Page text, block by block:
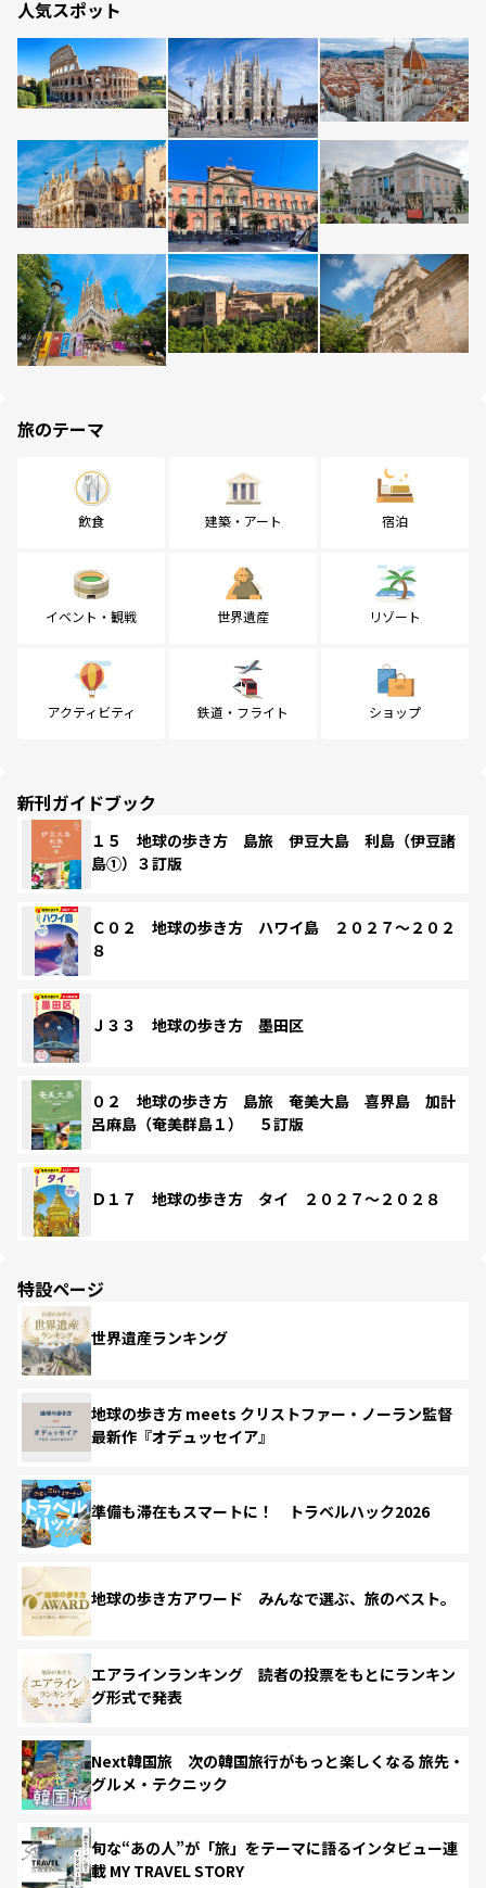
人気スポット
旅のテーマ
飲食 建築・アート 宿泊
イベント・観戦 世界遺産 リゾート
アクティビティ 鉄道・フライト ショップ
新刊ガイドブック
１５ 地球の歩き方 島旅 伊豆大島 利島（伊豆諸
島①）３訂版
Ｃ０２ 地球の歩き方 ハワイ島 ２０２７～２０２
８
Ｊ３３ 地球の歩き方 墨田区
０２ 地球の歩き方 島旅 奄美大島 喜界島 加計
呂麻島（奄美群島１） ５訂版
Ｄ１７ 地球の歩き方 タイ ２０２７～２０２８
特設ページ
世界遺産ランキング
地球の歩き方 meets クリストファー・ノーラン監督
最新作『オデュッセイア』
準備も滞在もスマートに！ トラベルハック2026
地球の歩き方アワード みんなで選ぶ、旅のベスト。
エアラインランキング 読者の投票をもとにランキン
グ形式で発表
Next韓国旅 次の韓国旅行がもっと楽しくなる 旅先・
グルメ・テクニック
旬な“あの人”が「旅」をテーマに語るインタビュー連
載 MY TRAVEL STORY